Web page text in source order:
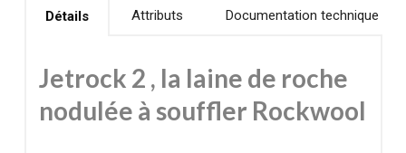
Détails Attributs Documentation technique
Jetrock 2 , la laine de roche
nodulée à souffler Rockwool